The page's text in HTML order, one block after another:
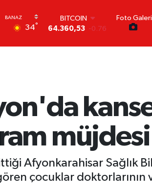
34°
DOLAR
47,7069
0.17
BİST100
13.887
64
64.360,53
-0.76
Foto Galeri
müjdesi
Afyonkarahisar Sağlık
çocuklar doktorlarının